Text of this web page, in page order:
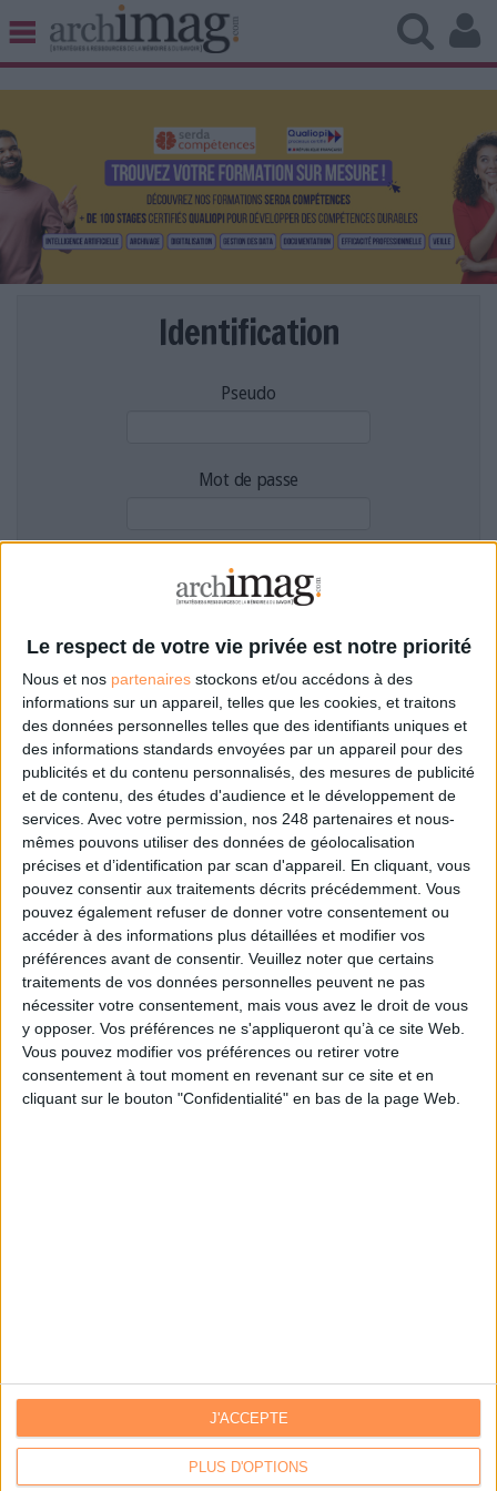
Le respect de votre vie privée est notre priorité
Nous et nos partenaires stockons et/ou accédons à des
informations sur un appareil, telles que les cookies, et traitons
des données personnelles telles que des identifiants uniques et
des informations standards envoyées par un appareil pour des
publicités et du contenu personnalisés, des mesures de publicité
et de contenu, des études d'audience et le développement de
services. Avec votre permission, nos 248 partenaires et nous-
mêmes pouvons utiliser des données de géolocalisation
précises et d’identification par scan d'appareil. En cliquant, vous
pouvez consentir aux traitements décrits précédemment. Vous
pouvez également refuser de donner votre consentement ou
accéder à des informations plus détaillées et modifier vos
préférences avant de consentir. Veuillez noter que certains
traitements de vos données personnelles peuvent ne pas
nécessiter votre consentement, mais vous avez le droit de vous
y opposer. Vos préférences ne s'appliqueront qu’à ce site Web.
Vous pouvez modifier vos préférences ou retirer votre
consentement à tout moment en revenant sur ce site et en
cliquant sur le bouton "Confidentialité" en bas de la page Web.
PLUS D'OPTIONS
J'ACCEPTE
BIBLIOTHÈQUE ÉDITION
UNIVERS DATA
TRAVAIL COLLABORATIF
VIE NUMÉRIQUE
NUMÉRIQUE RESPONSABLE
LES LIVRES BLANCS
LES SUPPLÉMENTS
NOS OFFRES D'ABONNEMENTS
Identification
Pseudo
Mot de passe
Filtre anti-spam
Mot de passe oublié ?
Pas encore de compte?
Je m'inscris pour commenter les articles
ou déposer mon CV
Je m'inscris sur Archimag.com
Communiquer avec Archimag|Communiquer avec ACE